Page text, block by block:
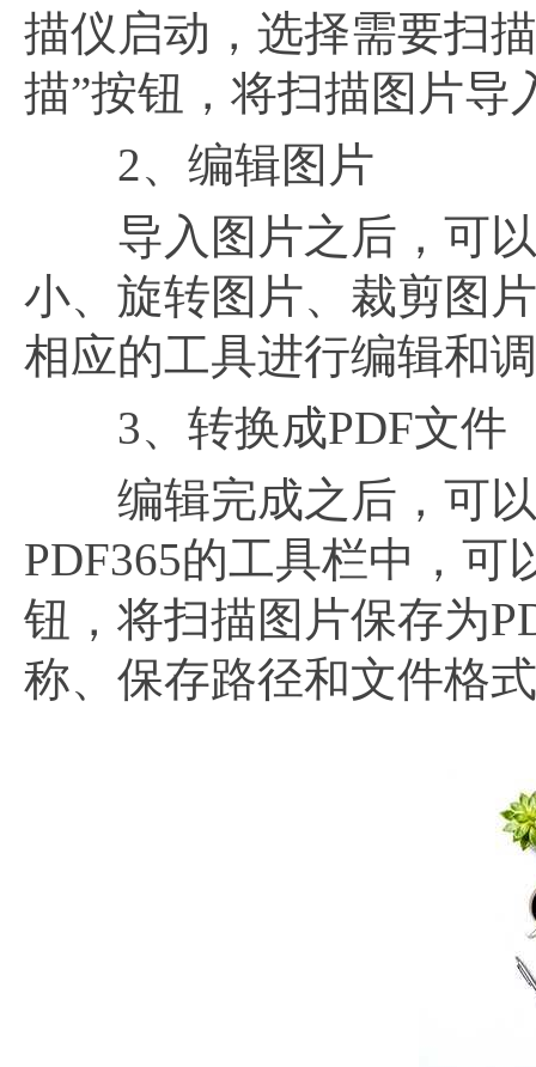
描仪启动，选择需要扫
描”按钮，将扫描图片导
2、编辑图片
导入图片之后，可以
小、旋转图片、裁剪图
相应的工具进行编辑和
3、转换成PDF文件
编辑完成之后，可以
PDF365的工具栏中，可
钮，将扫描图片保存为
称、保存路径和文件格